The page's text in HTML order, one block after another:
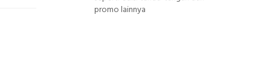
promo lainnya